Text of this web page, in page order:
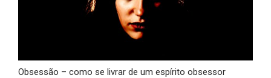
Obsessão – como se livrar de um espírito obsessor